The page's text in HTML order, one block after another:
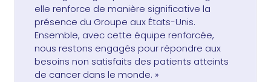
elle renforce de manière significative la
présence du Groupe aux États-Unis.
Ensemble, avec cette équipe renforcée,
nous restons engagés pour répondre aux
besoins non satisfaits des patients atteints
de cancer dans le monde. »